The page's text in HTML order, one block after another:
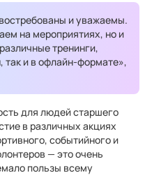
и уважаемы.
на мероприятиях, но и
тренинги,
так и в офлайн-формате»,
для людей старшего
в различных акциях
событийного и
— это очень
пользы всему